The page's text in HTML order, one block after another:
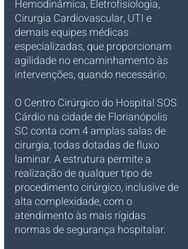
Hemodinâmica, Eletrofisiologia,
Cirurgia Cardiovascular, UTI e
demais equipes médicas
especializadas, que proporcionam
agilidade no encaminhamento às
intervenções, quando necessário.
O Centro Cirúrgico doHospital SOS
Cárdio na cidade de Florianópolis
SC conta com 4 amplas salas de
cirurgia, todas dotadas de fluxo
laminar. A estrutura permite a
realização de qualquer tipo de
procedimento cirúrgico, inclusive de
alta complexidade, com o
atendimento às mais rígidas
normas de segurança hospitalar.